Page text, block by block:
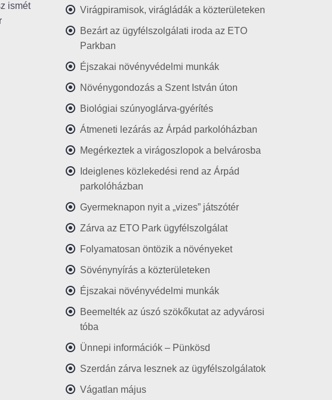
ismét
Virágpiramisok, virágládák a közterületeken
Bezárt az ügyfélszolgálati iroda az ETO
Parkban
Éjszakai növényvédelmi munkák
Növénygondozás a Szent István úton
Biológiai szúnyoglárva-gyérítés
Átmeneti lezárás az Árpád parkolóházban
Megérkeztek a virágoszlopok a belvárosba
Ideiglenes közlekedési rend az Árpád
parkolóházban
Gyermeknapon nyit a „vizes” játszótér
Zárva az ETO Park ügyfélszolgálat
Folyamatosan öntözik a növényeket
Sövénynyírás a közterületeken
Éjszakai növényvédelmi munkák
Beemelték az úszó szökőkutat az adyvárosi
tóba
Ünnepi információk – Pünkösd
Szerdán zárva lesznek az ügyfélszolgálatok
Vágatlan május